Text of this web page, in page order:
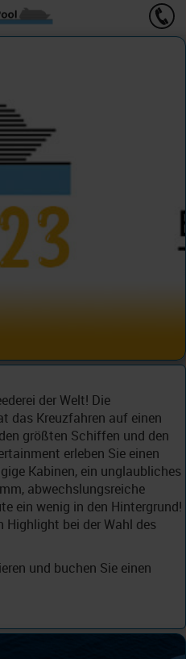
der Welt! Die
das Kreuzfahren auf einen
größten Schiffen und den
erleben Sie einen
Kabinen, ein unglaubliches
abwechslungsreiche
ein wenig in den Hintergrund!
Highlight bei der Wahl des
und buchen Sie einen